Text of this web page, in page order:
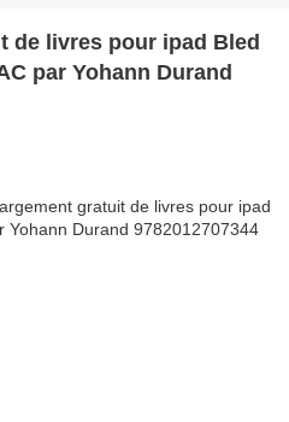
de livres pour ipad Bled
par Yohann Durand